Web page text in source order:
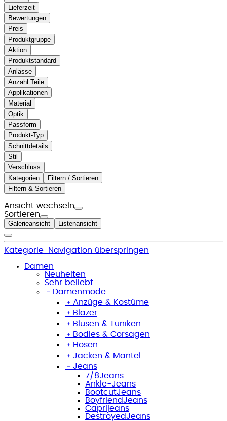
Lieferzeit
Bewertungen
Preis
Produktgruppe
Aktion
Produktstandard
Anlässe
Anzahl Teile
Applikationen
Material
Optik
Passform
Produkt-Typ
Schnittdetails
Stil
Verschluss
Kategorien
Filtern / Sortieren
Filtern & Sortieren
Ansicht wechseln
Sortieren
Galerieansicht Listenansicht
Kategorie-Navigation überspringen
Damen
Neuheiten
Sehr beliebt
﹣ Damenmode
﹢ Anzüge & Kostüme
﹢ Blazer
﹢ Blusen & Tuniken
﹢ Bodies & Corsagen
﹢ Hosen
﹢ Jacken & Mäntel
﹣ Jeans
7/8Jeans
Ankle-Jeans
BootcutJeans
BoyfriendJeans
Caprijeans
DestroyedJeans